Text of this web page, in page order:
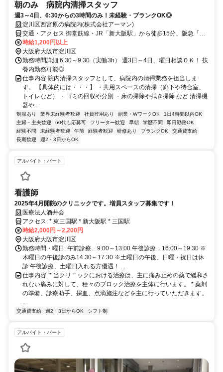
朝のみ 病院内清掃スタッフ
週3～4日、6:30からの3時間のみ！未経験・ブランクOK◎
淀川区西宮原の病院内(株式会社アーマン)
交通・アクセス 御堂筋線・JR「新大阪駅」から徒歩15分、阪急「三
国駅」から徒歩15分
時給1,200円以上
大阪府大阪市淀川区
勤務時間詳細 6:30～9:30（実働3h） 週3日～4日、曜日相談ＯＫ！ 扶
養内勤務可能◎
仕事内容 院内清掃スタッフとして、病院内の清掃業務を担当しま
す。 【具体的には・・・】 ・共用スペースの清掃（廊下や待合室、
トイレなど） ・ゴミの回収や分別 ・床の掃除や拭き掃除 など 清掃機
器や...
制服あり 業界未経験者歓迎 社員登用あり 副業・WワークOK
1日4時間以内OK
主婦・主夫歓迎
60代も応募可 フリーター歓迎 早朝 学歴不問
即日勤務OK
経験不問
未経験者歓迎 午前 経験者歓迎 研修あり ブランクOK
交通費支給
長期歓迎
週2・3日からOK
アルバイト・パート
看護師
2025年4月開院のクリニックです。増員スタッフ募集です！
医療法人酒井会
アクセス: * 東三国駅 * 新大阪駅 * 三国駅
時給2,000円～2,200円
大阪府大阪市淀川区
勤務時間・曜日: 午前診療…9:00～13:00 午後診療…16:00～19:30 ※
木曜日の午後診のみ14:30～17:30 ※土曜日の午後、日曜・祝日は休
診 午後診療、土曜日入れる方優遇！ ...
仕事内容: * 当クリニックにおける治療は、主に痛み止めの薬で緩和さ
れない痛みに対して、種々のブロック治療を主体に行います。 * 薬剤
の準備、診療助手、採血、点滴施注などを主に行っていただきます。
...
交通費支給 週2・3日からOK シフト制
アルバイト・パート